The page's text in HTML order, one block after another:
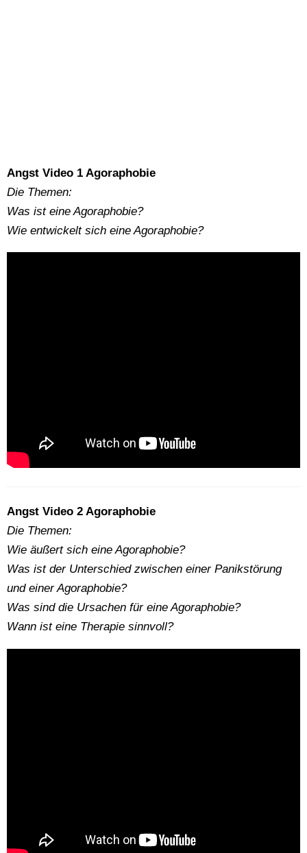
Angst Video 1 Agoraphobie
Die Themen:
Was ist eine Agoraphobie?
Wie entwickelt sich eine Agoraphobie?
Angst Video 2 Agoraphobie
Die Themen:
Wie äußert sich eine Agoraphobie?
Was ist der Unterschied zwischen einer Panikstörung
und einer Agoraphobie?
Was sind die Ursachen für eine Agoraphobie?
Wann ist eine Therapie sinnvoll?